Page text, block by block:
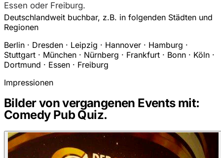
Essen oder Freiburg.
Deutschlandweit buchbar, z.B. in folgenden Städten und
Regionen
Berlin · Dresden · Leipzig · Hannover · Hamburg ·
Stuttgart · München · Nürnberg · Frankfurt · Bonn · Köln ·
Dortmund · Essen · Freiburg
Impressionen
Bilder von vergangenen Events mit:
Comedy Pub Quiz.